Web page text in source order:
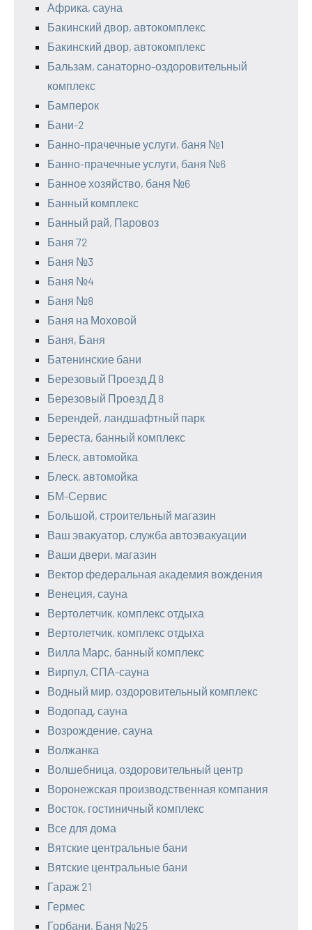
Африка, сауна
Бакинский двор, автокомплекс
Бакинский двор, автокомплекс
Бальзам, санаторно-оздоровительный
комплекс
Бамперок
Бани-2
Банно-прачечные услуги, баня №1
Банно-прачечные услуги, баня №6
Банное хозяйство, баня №6
Банный комплекс
Банный рай, Паровоз
Баня 72
Баня №3
Баня №4
Баня №8
Баня на Моховой
Баня, Баня
Батенинские бани
Березовый Проезд Д 8
Березовый Проезд Д 8
Берендей, ландшафтный парк
Береста, банный комплекс
Блеск, автомойка
Блеск, автомойка
БМ-Сервис
Большой, строительный магазин
Ваш эвакуатор, служба автоэвакуации
Ваши двери, магазин
Вектор федеральная академия вождения
Венеция, сауна
Вертолетчик, комплекс отдыха
Вертолетчик, комплекс отдыха
Вилла Марс, банный комплекс
Вирпул, СПА-сауна
Водный мир, оздоровительный комплекс
Водопад, сауна
Возрождение, сауна
Волжанка
Волшебница, оздоровительный центр
Воронежская производственная компания
Восток, гостиничный комплекс
Все для дома
Вятские центральные бани
Вятские центральные бани
Гараж 21
Гермес
Горбани, Баня №25